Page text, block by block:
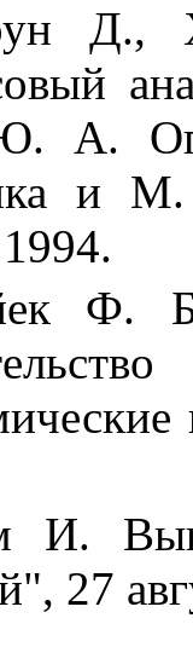
Д.,
А.
и
Ф.
И.
27